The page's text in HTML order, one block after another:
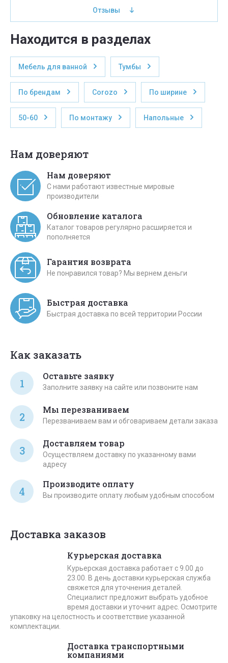
Отзывы
Находится в разделах
Мебель для ванной Тумбы
По брендам Corozo По ширине
50-60 По монтажу Напольные
Нам доверяют
Нам доверяют
С нами работают известные мировые
производители
Обновление каталога
Каталог товаров регулярно расширяется и
пополняется
Гарантия возврата
Не понравился товар? Мы вернем деньги
Быстрая доставка
Быстрая доставка по всей территории России
Как заказать
1
Оставьте заявку
Заполните заявку на сайте или позвоните нам
2
Мы перезваниваем
Перезваниваем вам и обговариваем детали заказа
3
Доставляем товар
Осуществляем доставку по указанному вами
адресу
4
Производите оплату
Вы производите оплату любым удобным способом
Доставка заказов
Курьерская доставка
Курьерская доставка работает с 9.00 до
23.00. В день доставки курьерская служба
свяжется для уточнения деталей.
Специалист предложит выбрать удобное
время доставки и уточнит адрес. Осмотрите
упаковку на целостность и соответствие указанной
комплектации.
Доставка транспортными
компаниями